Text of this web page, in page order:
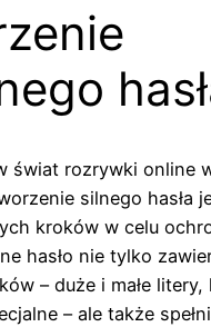
świat rozrywki online
silnego hasła
kroków w celu
hasło nie tylko
– duże i małe
– ale także